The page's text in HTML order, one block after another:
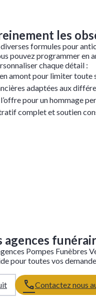
les
formules pour
pouvez programmer en
chaque détail :
amont pour limiter toute
adaptées aux
pour un hommage
complet et soutien
agences
Pompes Funèbres
pour toutes vos
Contactez nous